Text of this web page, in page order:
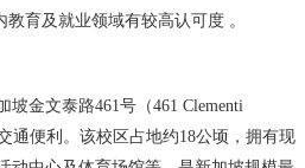
育及就业领域有较高认可度 。
金文泰路461号（461 Clementi
通便利。该校区占地约18公顷，拥有现